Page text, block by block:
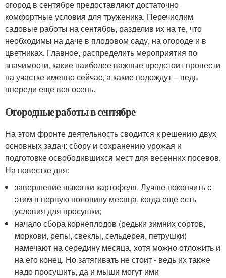
огород в сентябре предоставляют достаточно
комфортные условия для труженика. Перечислим
садовые работы на сентябрь, разделив их на те, что
необходимы на даче в плодовом саду, на огороде и в
цветниках. Главное, распределить мероприятия по
значимости, какие наиболее важные предстоит провести
на участке именно сейчас, а какие подождут – ведь
впереди еще вся осень.
Огородные работы в сентябре
На этом фронте деятельность сводится к решению двух
основных задач: сбору и сохранению урожая и
подготовке освободившихся мест для весенних посевов.
На повестке дня:
завершение выкопки картофеля. Лучше покончить с
этим в первую половину месяца, когда еще есть
условия для просушки;
начало сбора корнеплодов (редьки зимних сортов,
моркови, репы, свеклы, сельдерея, петрушки)
намечают на середину месяца, хотя можно отложить и
на его конец. Но затягивать не стоит - ведь их также
надо просушить, да и мыши могут ими